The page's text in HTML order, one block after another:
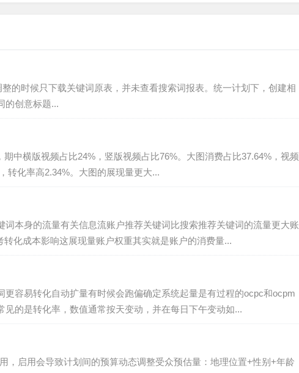
的时候只下载关键词原表，并未查看搜索词报表。统一计划下，创建相
的创意标题...
中横版视频占比24%，竖版视频占比76%。大图消费占比37.64%，视频
转化率高2.34%。大图的展现量更大...
本身的流量有关信息流账户推荐关键词比搜索推荐关键词的流量更大账
化成本影响这展现量账户权重其实就是账户的消费量...
容易转化自动扩量有时候会跑偏确定系统起量是有过程的ocpc和ocpm
的是转化率，数值通常按天变动，并在每日下午变动如...
，启用会导致计划间的预算动态调整受众预估量：地理位置+性别+年龄